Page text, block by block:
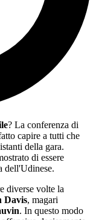
? La conferenza di
capire a tutti che
della gara.
di essere
dell'Udinese.
diverse volte la
Davis, magari
. In questo modo